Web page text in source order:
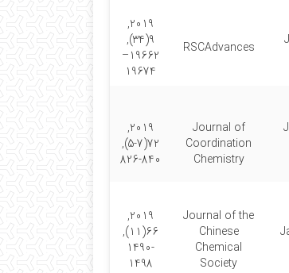
RSCAdvances
2019,
9(34),
19662–
19674
Journal of
Coordination
Chemistry
2019,
72(5-7),
826-840
Journal of the
Chinese
Chemical
Society
2019,
66(11),
1490-
1498